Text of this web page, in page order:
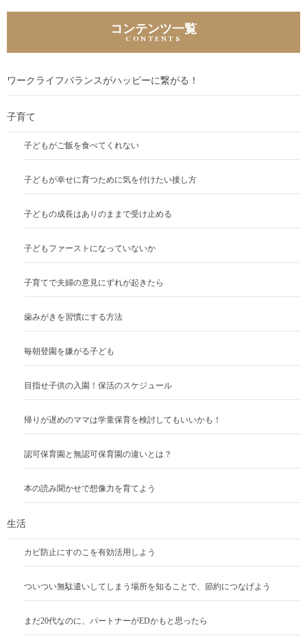
ー
ョ
ン
コンテンツ一覧
ワークライフバランスがハッピーに繋がる！
子育て
子どもがご飯を食べてくれない
子どもが幸せに育つために気を付けたい接し方
子どもの成長はありのままで受け止める
子どもファーストになっていないか
子育てで夫婦の意見にずれが起きたら
歯みがきを習慣にする方法
毎朝登園を嫌がる子ども
目指せ子供の入園！保活のスケジュール
帰りが遅めのママは学童保育を検討してもいいかも！
認可保育園と無認可保育園の違いとは？
本の読み聞かせで想像力を育てよう
生活
カビ防止にすのこを有効活用しよう
ついつい無駄遣いしてしまう場所を知ることで、節約につなげよう
まだ20代なのに、パートナーがEDかもと思ったら